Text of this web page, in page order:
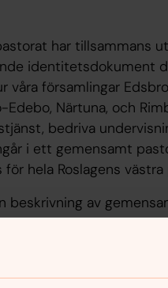
har tillsammans
identitetsdokument
våra församlingar
Edebo, Närtuna, och
bedriva
i ett gemensamt
hela Roslagens västra
beskrivning av
av varje församling.
nivå,
och beslut. Uppgifter